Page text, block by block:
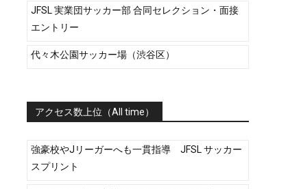
JFSL 実業団サッカー部 合同セレクション・面接
エントリー
代々木公園サッカー場（渋谷区）
アクセス数上位（All time）
強豪校やJリーガーへも一貫指導 JFSL サッカー
スプリント